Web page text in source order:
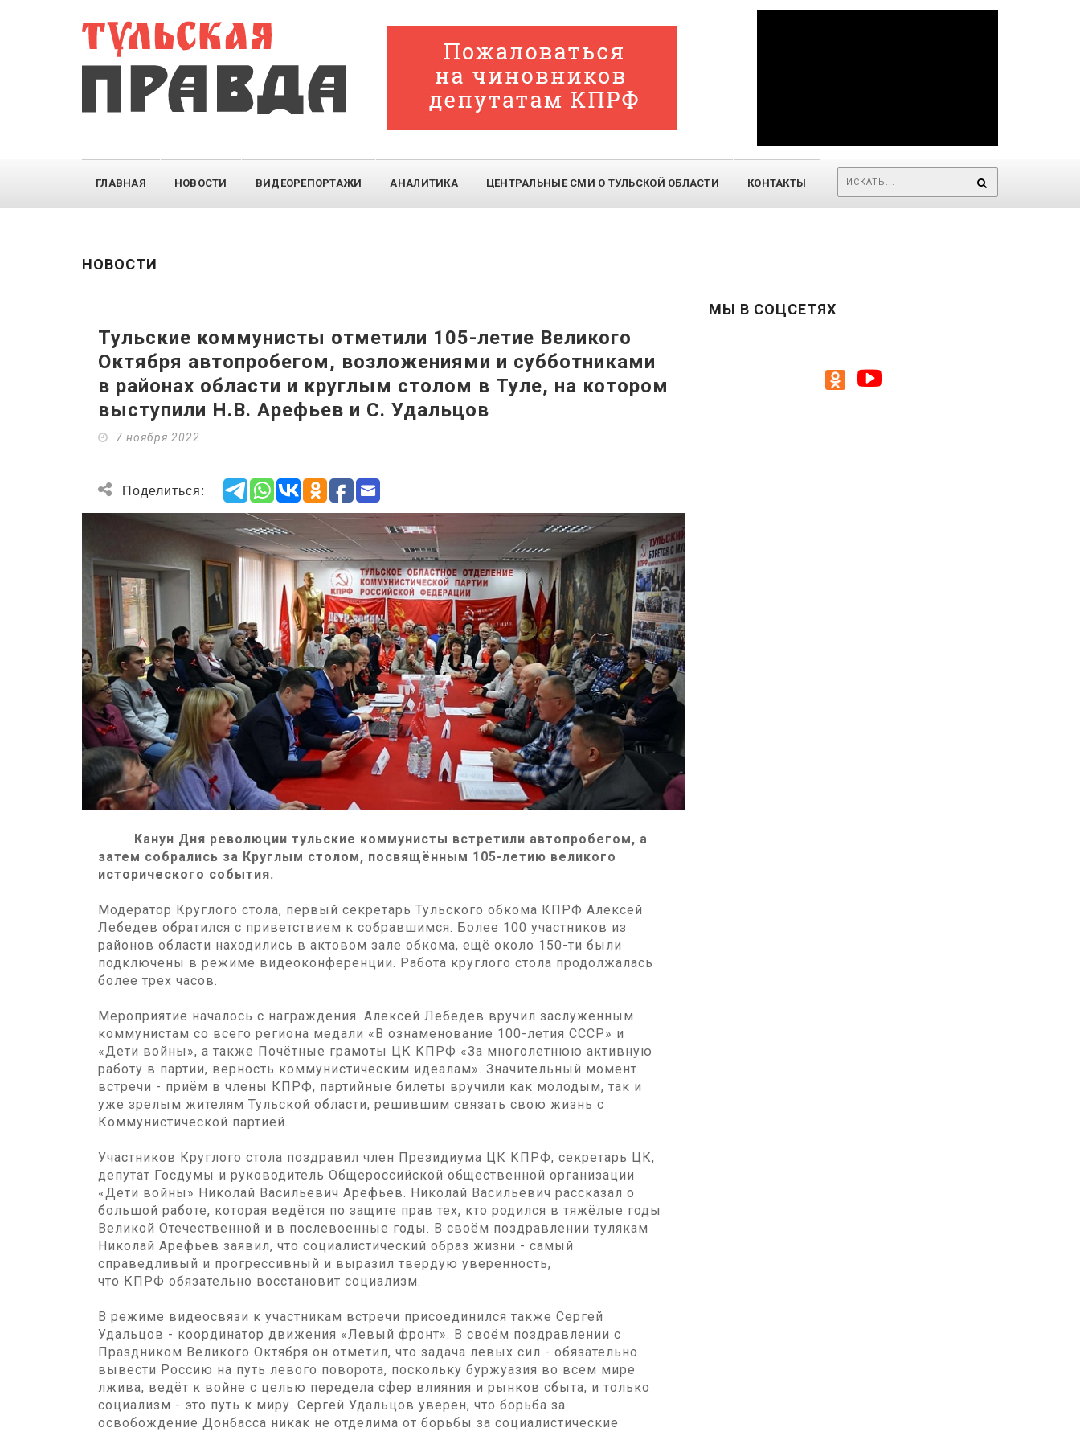
ГЛАВНАЯ НОВОСТИ ВИДЕОРЕПОРТАЖИ АНАЛИТИКА ЦЕНТРАЛЬНЫЕ СМИ О ТУЛЬСКОЙ ОБЛАСТИ КОНТАКТЫ
НОВОСТИ
Тульские коммунисты отметили 105-летие Великого
Октября автопробегом, возложениями и субботниками
в районах области и круглым столом в Туле, на котором
выступили Н.В. Арефьев и С. Удальцов
7 ноября 2022
Поделиться:
Канун Дня революции тульские коммунисты встретили автопробегом, а
затем собрались за Круглым столом, посвящённым 105-летию великого
исторического события.
Модератор Круглого стола, первый секретарь Тульского обкома КПРФ Алексей
Лебедев обратился с приветствием к собравшимся. Более 100 участников из
районов области находились в актовом зале обкома, ещё около 150-ти были
подключены в режиме видеоконференции. Работа круглого стола продолжалась
более трех часов.
Мероприятие началось с награждения. Алексей Лебедев вручил заслуженным
коммунистам со всего региона медали «В ознаменование 100-летия СССР» и
«Дети войны», а также Почётные грамоты ЦК КПРФ «За многолетнюю активную
работу в партии, верность коммунистическим идеалам». Значительный момент
встречи - приём в члены КПРФ, партийные билеты вручили как молодым, так и
уже зрелым жителям Тульской области, решившим связать свою жизнь с
Коммунистической партией.
Участников Круглого стола поздравил член Президиума ЦК КПРФ, секретарь ЦК,
депутат Госдумы и руководитель Общероссийской общественной организации
«Дети войны» Николай Васильевич Арефьев. Николай Васильевич рассказал о
большой работе, которая ведётся по защите прав тех, кто родился в тяжёлые годы
Великой Отечественной и в послевоенные годы. В своём поздравлении тулякам
Николай Арефьев заявил, что социалистический образ жизни - самый
справедливый и прогрессивный и выразил твердую уверенность,
что КПРФ обязательно восстановит социализм.
В режиме видеосвязи к участникам встречи присоединился также Сергей
Удальцов - координатор движения «Левый фронт». В своём поздравлении с
Праздником Великого Октября он отметил, что задача левых сил - обязательно
вывести Россию на путь левого поворота, поскольку буржуазия во всем мире
лжива, ведёт к войне с целью передела сфер влияния и рынков сбыта, и только
социализм - это путь к миру. Сергей Удальцов уверен, что борьба за
освобождение Донбасса никак не отделима от борьбы за социалистические
МЫ В СОЦСЕТЯХ